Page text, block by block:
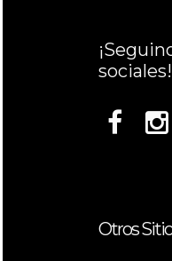
sociales!
Otros